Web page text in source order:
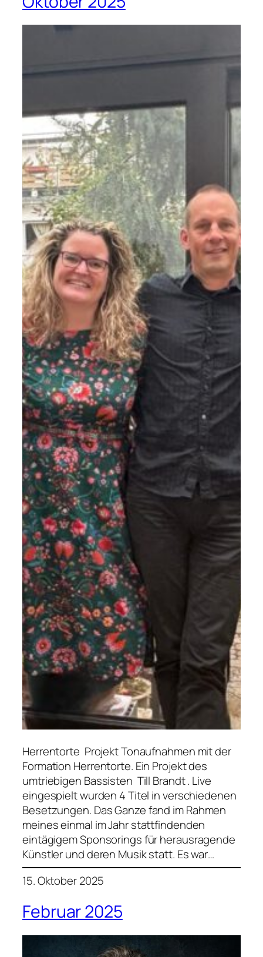
Herrentorte Projekt Tonaufnahmen mit der
Formation Herrentorte. Ein Projekt des
umtriebigen Bassisten Till Brandt . Live
eingespielt wurden 4 Titel in verschiedenen
Besetzungen. Das Ganze fand im Rahmen
meines einmal im Jahr stattfindenden
eintägigem Sponsorings für herausragende
Künstler und deren Musik statt. Es war…
15. Oktober 2025
Februar 2025